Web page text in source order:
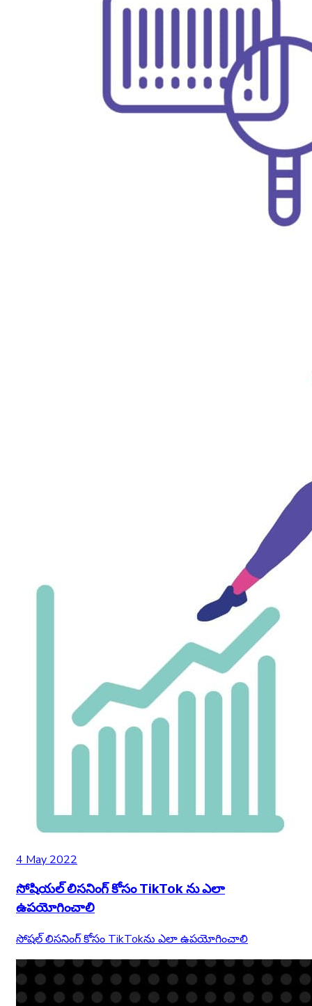
4 May 2022
సోషియల్ లిసనింగ్ కోసం TikTok ను ఎలా
ఉపయోగించాలి
సోషల్ లిసనింగ్ కోసం TikTok‌ను ఎలా ఉపయోగించాలి